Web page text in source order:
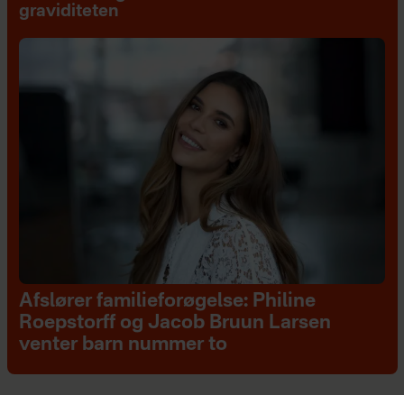
graviditeten
Afslører familieforøgelse: Philine
Roepstorff og Jacob Bruun Larsen
venter barn nummer to